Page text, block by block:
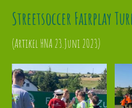
Streetsoccer Fairplay
(Artikel HNA 23.Juni 2023)